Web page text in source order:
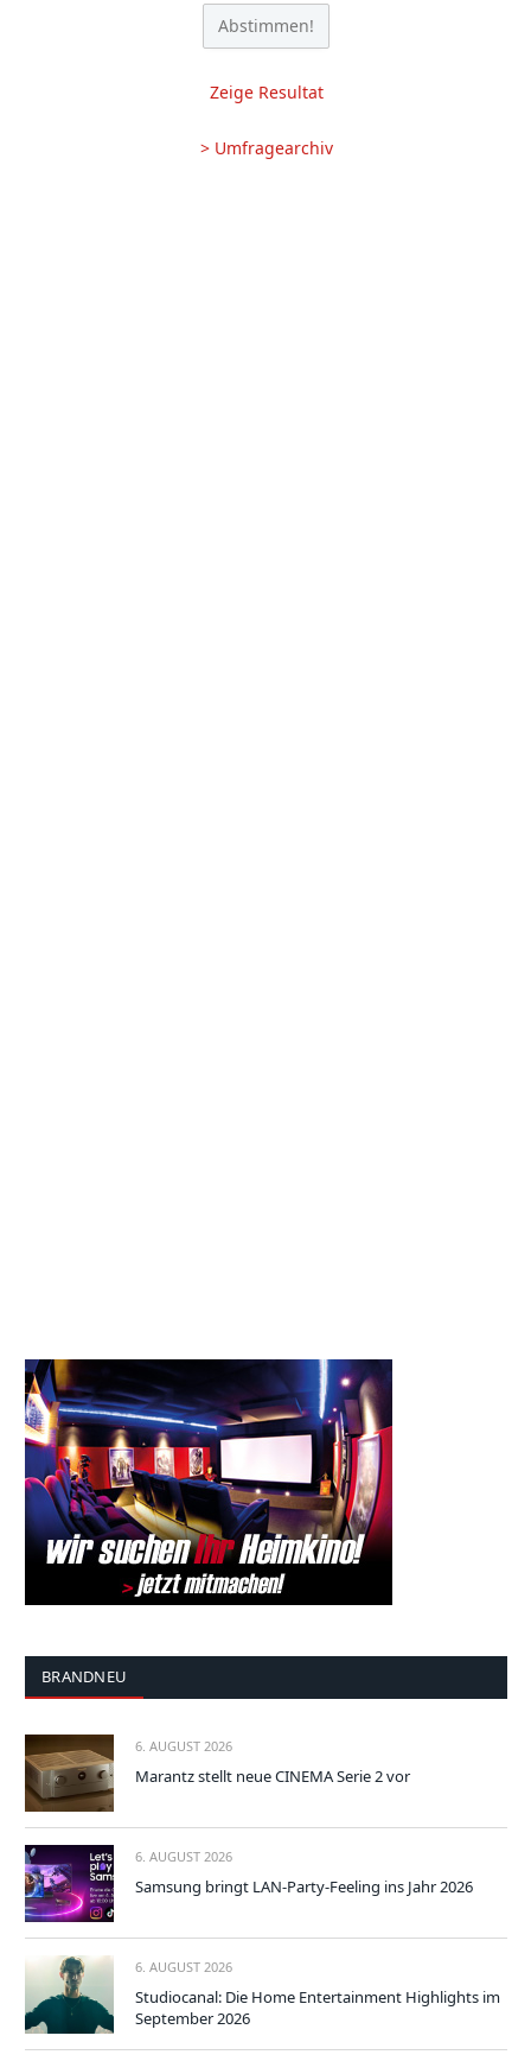
Zeige Resultat
> Umfragearchiv
BRANDNEU
6. AUGUST 2026
Marantz stellt neue CINEMA Serie 2 vor
6. AUGUST 2026
Samsung bringt LAN-Party-Feeling ins Jahr 2026
6. AUGUST 2026
Studiocanal: Die Home Entertainment Highlights im
September 2026